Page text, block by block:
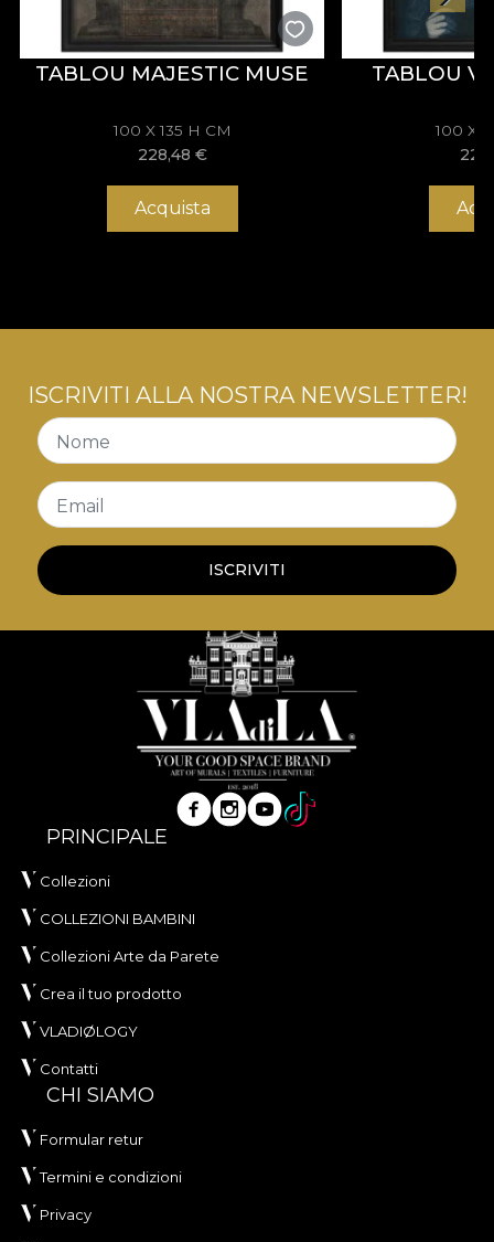
realisticamente poste sulla tela.
TABLOU MAJESTIC MUSE
100 X 135 H CM
228,48 €
Acquista
TABLOU
100 X
ISCRIVITI ALLA NOSTRA NEWSLETTER!
Nome
Email
ISCRIVITI
PRINCIPALE
Collezioni
COLLEZIONI BAMBINI
Collezioni Arte da Parete
Crea il tuo prodotto
VLADIØLOGY
Contatti
CHI SIAMO
Formular retur
Termini e condizioni
Privacy